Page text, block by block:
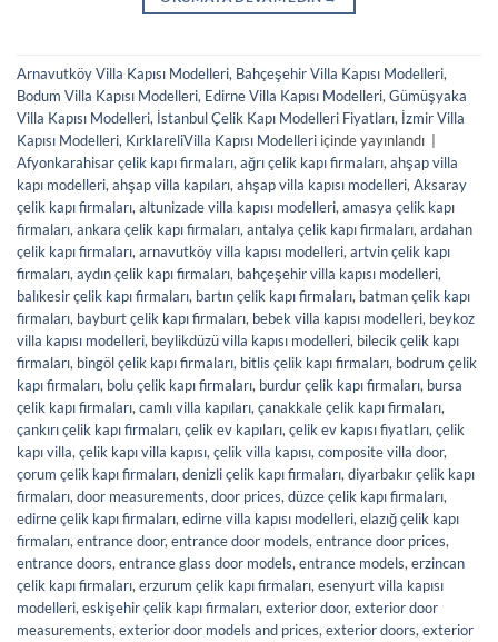
Arnavutköy Villa Kapısı Modelleri, Bahçeşehir Villa Kapısı Modelleri,
Bodum Villa Kapısı Modelleri, Edirne Villa Kapısı Modelleri, Gümüşyaka
Villa Kapısı Modelleri, İstanbul Çelik Kapı Modelleri Fiyatları, İzmir Villa
Kapısı Modelleri, KırklareliVilla Kapısı Modelleri içinde yayınlandı
Afyonkarahisar çelik kapı firmaları, ağrı çelik kapı firmaları, ahşap villa
kapı modelleri, ahşap villa kapıları, ahşap villa kapısı modelleri, Aksaray
çelik kapı firmaları, altunizade villa kapısı modelleri, amasya çelik kapı
firmaları, ankara çelik kapı firmaları, antalya çelik kapı firmaları, ardahan
çelik kapı firmaları, arnavutköy villa kapısı modelleri, artvin çelik kapı
firmaları, aydın çelik kapı firmaları, bahçeşehir villa kapısı modelleri,
balıkesir çelik kapı firmaları, bartın çelik kapı firmaları, batman çelik kapı
firmaları, bayburt çelik kapı firmaları, bebek villa kapısı modelleri, beykoz
villa kapısı modelleri, beylikdüzü villa kapısı modelleri, bilecik çelik kapı
firmaları, bingöl çelik kapı firmaları, bitlis çelik kapı firmaları, bodrum çelik
kapı firmaları, bolu çelik kapı firmaları, burdur çelik kapı firmaları, bursa
çelik kapı firmaları, camlı villa kapıları, çanakkale çelik kapı firmaları,
çankırı çelik kapı firmaları, çelik ev kapıları, çelik ev kapısı fiyatları, çelik
kapı villa, çelik kapı villa kapısı, çelik villa kapısı, composite villa door,
çorum çelik kapı firmaları, denizli çelik kapı firmaları, diyarbakır çelik kapı
firmaları, door measurements, door prices, düzce çelik kapı firmaları,
edirne çelik kapı firmaları, edirne villa kapısı modelleri, elazığ çelik kapı
firmaları, entrance door, entrance door models, entrance door prices,
entrance doors, entrance glass door models, entrance models, erzincan
çelik kapı firmaları, erzurum çelik kapı firmaları, esenyurt villa kapısı
modelleri, eskişehir çelik kapı firmaları, exterior door, exterior door
measurements, exterior door models and prices, exterior doors, exterior